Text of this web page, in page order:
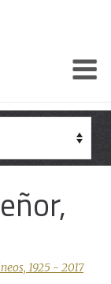
1925 - 2017